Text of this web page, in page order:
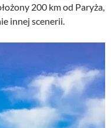
200 km od Paryża,
innej scenerii.